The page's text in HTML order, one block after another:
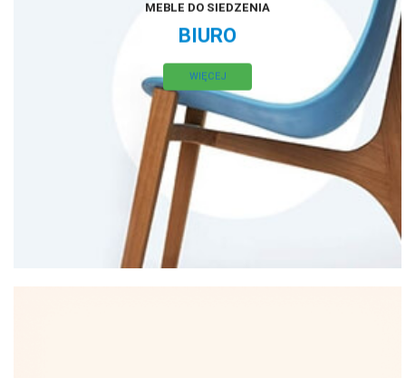
MEBLE DO SIEDZENIA
BIURO
WIĘCEJ